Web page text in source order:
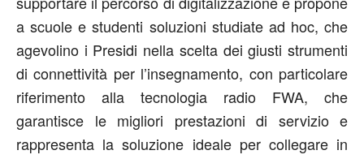
a scuole e studenti soluzioni studiate ad hoc, che
agevolino i Presidi nella scelta dei giusti strumenti
di connettività per l’insegnamento, con particolare
riferimento alla tecnologia radio FWA, che
garantisce le migliori prestazioni di servizio e
rappresenta la soluzione ideale per collegare in